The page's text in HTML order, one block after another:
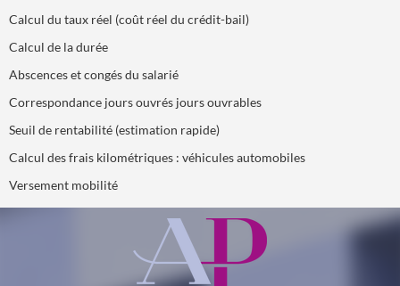
Calcul du taux réel (coût réel du crédit-bail)
Calcul de la durée
Abscences et congés du salarié
Correspondance jours ouvrés jours ouvrables
Seuil de rentabilité (estimation rapide)
Calcul des frais kilométriques : véhicules automobiles
Versement mobilité